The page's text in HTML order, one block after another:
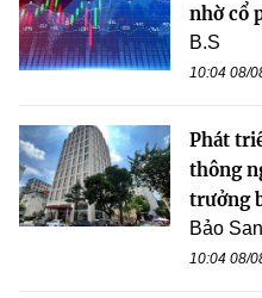
nhờ cổ
B.S
10:04 08/
Phát
thông
trưởng
Bảo San
10:04 08/